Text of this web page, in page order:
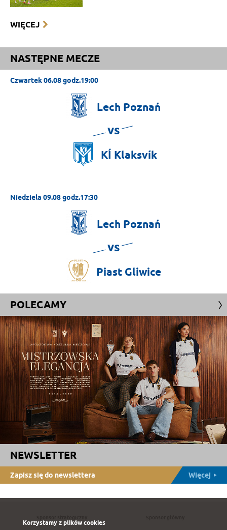
WIĘCEJ
NASTĘPNE MECZE
Czwartek 06.08 godz.19:00
Lech Poznań
vs
KÍ Klaksvík
Niedziela 09.08 godz.17:30
Lech Poznań
vs
Piast Gliwice
POLECAMY
NEWSLETTER
Zapisz się do newslettera Więcej
Korzystamy z plików cookies